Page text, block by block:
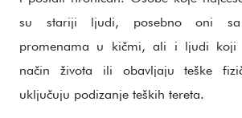
su stariji ljudi, posebno oni sa
promenama u kičmi, ali i ljudi koji
način života ili obavljaju teške
uključuju podizanje teških tereta.